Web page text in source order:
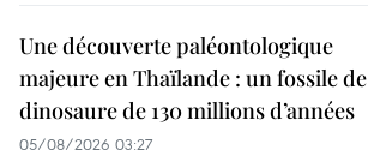
Une découverte paléontologique
majeure en Thaïlande : un fossile de
dinosaure de 130 millions d’années
05/08/2026 03:27